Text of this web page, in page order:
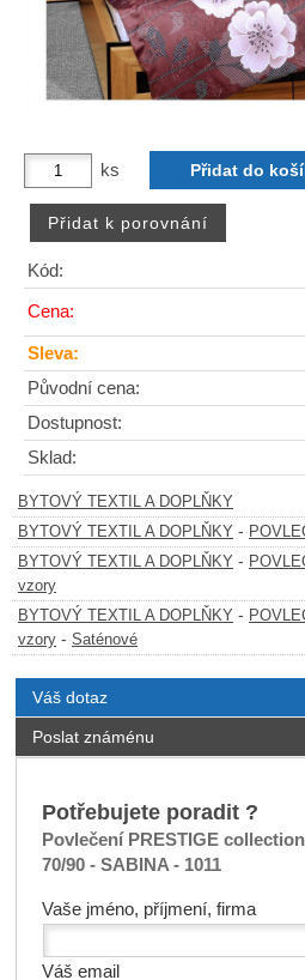
ks
Kód:
Cena:
Sleva:
Původní cena:
Dostupnost:
Sklad:
BYTOVÝ TEXTIL A DOPLŇKY
BYTOVÝ TEXTIL A DOPLŇKY -
BYTOVÝ TEXTIL A DOPLŇKY -
vzory
BYTOVÝ TEXTIL A DOPLŇKY -
vzory - Saténové
Váš dotaz
Poslat známénu
Potřebujete poradit ?
Povlečení PRESTIGE
70/90 - SABINA - 1011
Vaše jméno, příjmení, firma
Váš email